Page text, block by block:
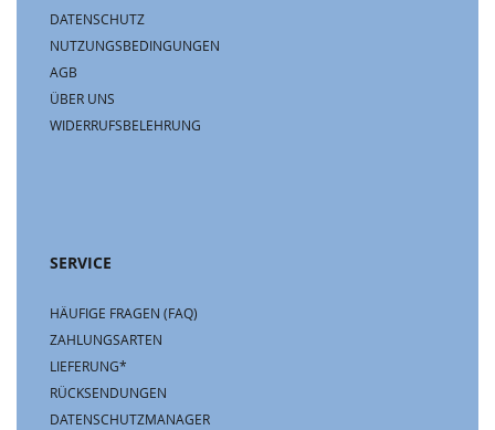
DATENSCHUTZ
NUTZUNGSBEDINGUNGEN
AGB
ÜBER UNS
WIDERRUFSBELEHRUNG
SERVICE
HÄUFIGE FRAGEN (FAQ)
ZAHLUNGSARTEN
LIEFERUNG*
RÜCKSENDUNGEN
DATENSCHUTZMANAGER